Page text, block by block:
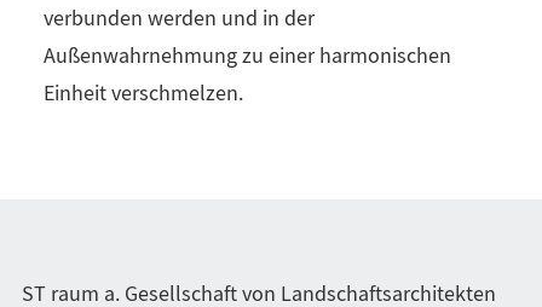
verbunden werden und in der
Außenwahrnehmung zu einer harmonischen
Einheit verschmelzen.
ST raum a. Gesellschaft von Landschaftsarchitekten